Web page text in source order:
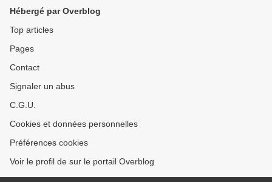
Hébergé par Overblog
Top articles
Pages
Contact
Signaler un abus
C.G.U.
Cookies et données personnelles
Préférences cookies
Voir le profil de sur le portail Overblog